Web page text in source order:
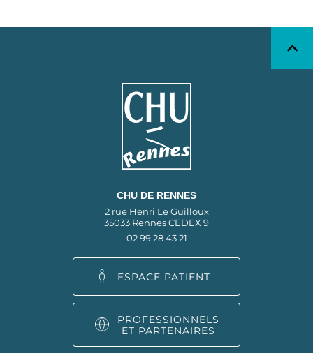
CHU DE RENNES
2 rue Henri Le Guilloux
35033 Rennes CEDEX 9
02 99 28 43 21
ESPACE PATIENT
PROFESSIONNELS
ET PARTENAIRES